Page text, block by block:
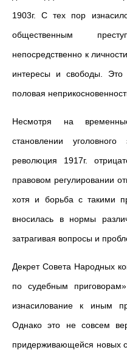
1903г. С тех пор
общественным
непосредственно к
интересы и свободы. Это
половая
Несмотря на
становлении уголовного
революция 1917г.
правовом регулировании
хотя и борьба с такими
вносилась в нормы
затрагивая вопросы и
Декрет Совета Народных
по судебным
изнасилование к иным
Однако это не совсем
придерживающейся новых